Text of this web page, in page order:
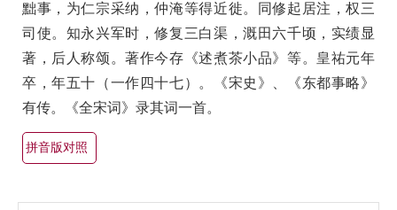
大
全
（精
选
多
首）
黜事，为仁宗采纳，仲淹等得近徙。同修起居注，权三
司使。知永兴军时，修复三白渠，溉田六千顷，实绩显
著，后人称颂。著作今存《述煮茶小品》等。皇祐元年
卒，年五十（一作四十七）。《宋史》、《东都事略》
有传。《全宋词》录其词一首。
拼音版对照